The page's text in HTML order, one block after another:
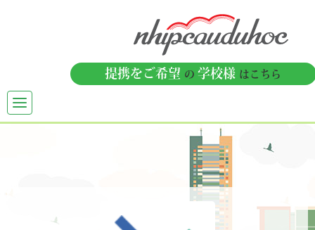
提携をご希望 の学校様 はこちら
TOGGLE